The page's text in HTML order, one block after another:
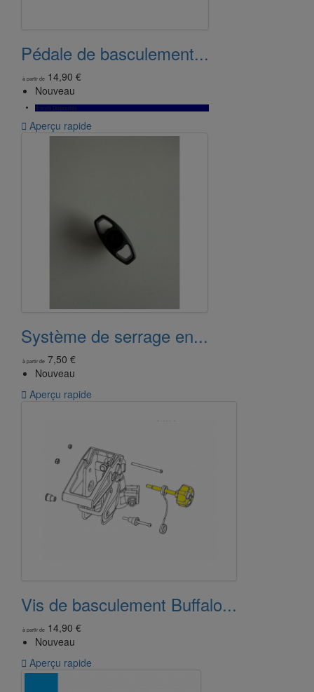
Pédale de basculement...
à partir de 14,90 €
Nouveau
Bientôt Disponible
 Aperçu rapide
Système de serrage en...
à partir de 7,50 €
Nouveau
 Aperçu rapide
Vis de basculement Buffalo...
à partir de 14,90 €
Nouveau
 Aperçu rapide